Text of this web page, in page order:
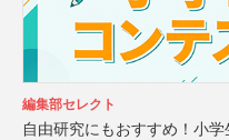
編集部セレクト
自由研究にもおすすめ！小